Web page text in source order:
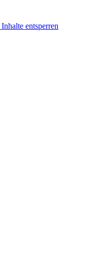
entsperren